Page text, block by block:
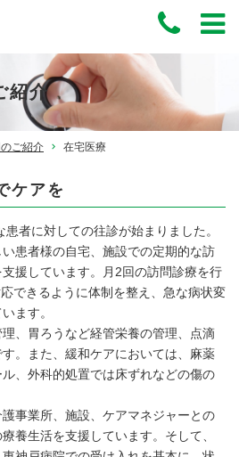
紹介
ご紹介 在宅医療
ケアを
者に対しての往診が始まりました。
患者様の自宅、施設での定期的な訪
援しています。月2回の訪問診療を行
できるように体制を整え、急な病状変
ます。
、胃ろうなど経管栄養の管理、点滴
。また、緩和ケアにおいては、麻薬
、外科的処置では床ずれなどの傷の
事業所、施設、ケアマネジャーとの
養生活を支援しています。そして、